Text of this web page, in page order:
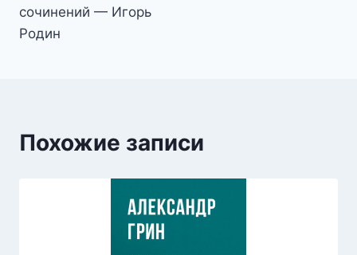
сочинений — Игорь
Родин
Похожие записи